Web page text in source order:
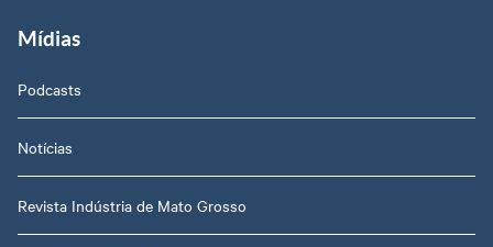
Mídias
Podcasts
Notícias
Revista Indústria de Mato Grosso